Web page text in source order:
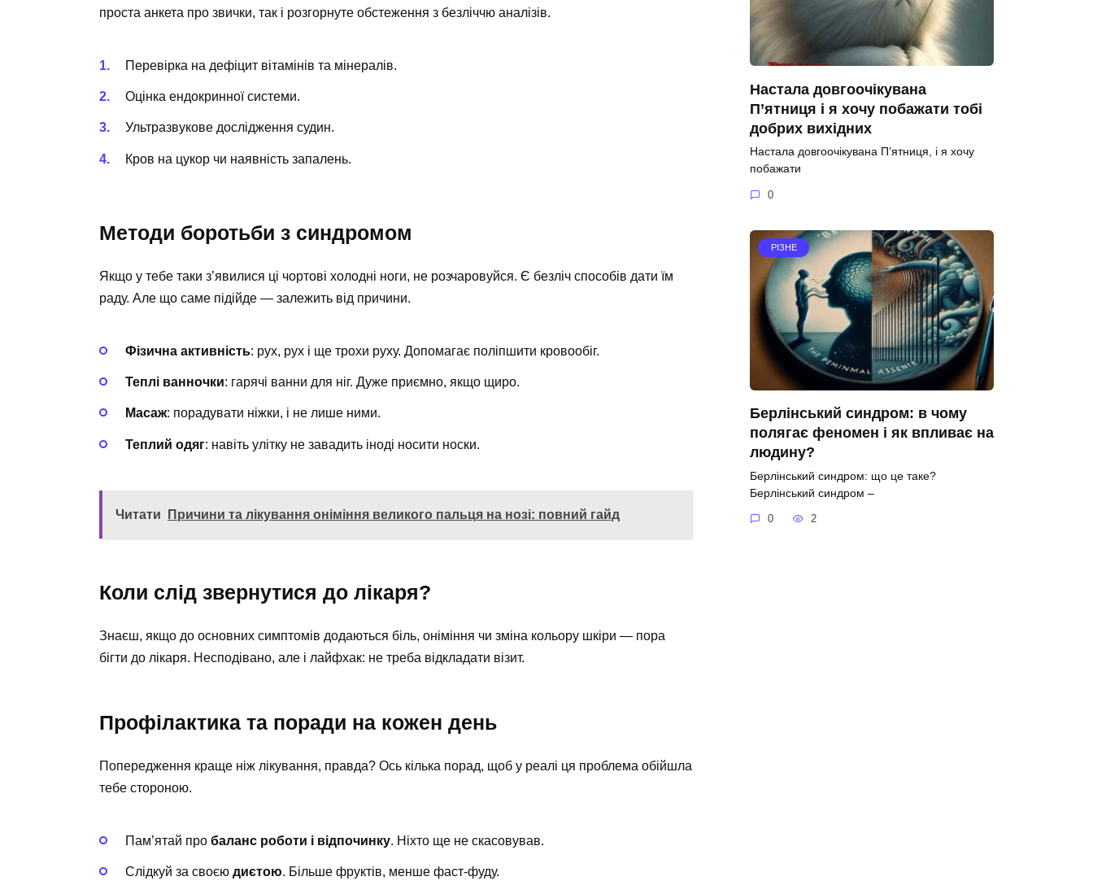
проста анкета про звички, так і розгорнуте обстеження з безліччю аналізів.
Перевірка на дефіцит вітамінів та мінералів.
Оцінка ендокринної системи.
Ультразвукове дослідження судин.
Кров на цукор чи наявність запалень.
Методи боротьби з синдромом
Якщо у тебе таки з’явилися ці чортові холодні ноги, не розчаровуйся. Є безліч способів дати їм
раду. Але що саме підійде — залежить від причини.
Фізична активність: рух, рух і ще трохи руху. Допомагає поліпшити кровообіг.
Теплі ванночки: гарячі ванни для ніг. Дуже приємно, якщо щиро.
Масаж: порадувати ніжки, і не лише ними.
Теплий одяг: навіть улітку не завадить іноді носити носки.
Читати Причини та лікування оніміння великого пальця на нозі: повний гайд
Коли слід звернутися до лікаря?
Знаєш, якщо до основних симптомів додаються біль, оніміння чи зміна кольору шкіри — пора
бігти до лікаря. Несподівано, але і лайфхак: не треба відкладати візит.
Профілактика та поради на кожен день
Попередження краще ніж лікування, правда? Ось кілька порад, щоб у реалі ця проблема обійшла
тебе стороною.
Пам’ятай про баланс роботи і відпочинку. Ніхто ще не скасовував.
Слідкуй за своєю диєтою. Більше фруктів, менше фаст-фуду.
Настала довгоочікувана
П’ятниця і я хочу побажати тобі
добрих вихідних
Настала довгоочікувана П’ятниця, і я хочу
побажати
0
РІЗНЕ
Берлінський синдром: в чому
полягає феномен і як впливає на
людину?
Берлінський синдром: що це таке?
Берлінський синдром –
0 2